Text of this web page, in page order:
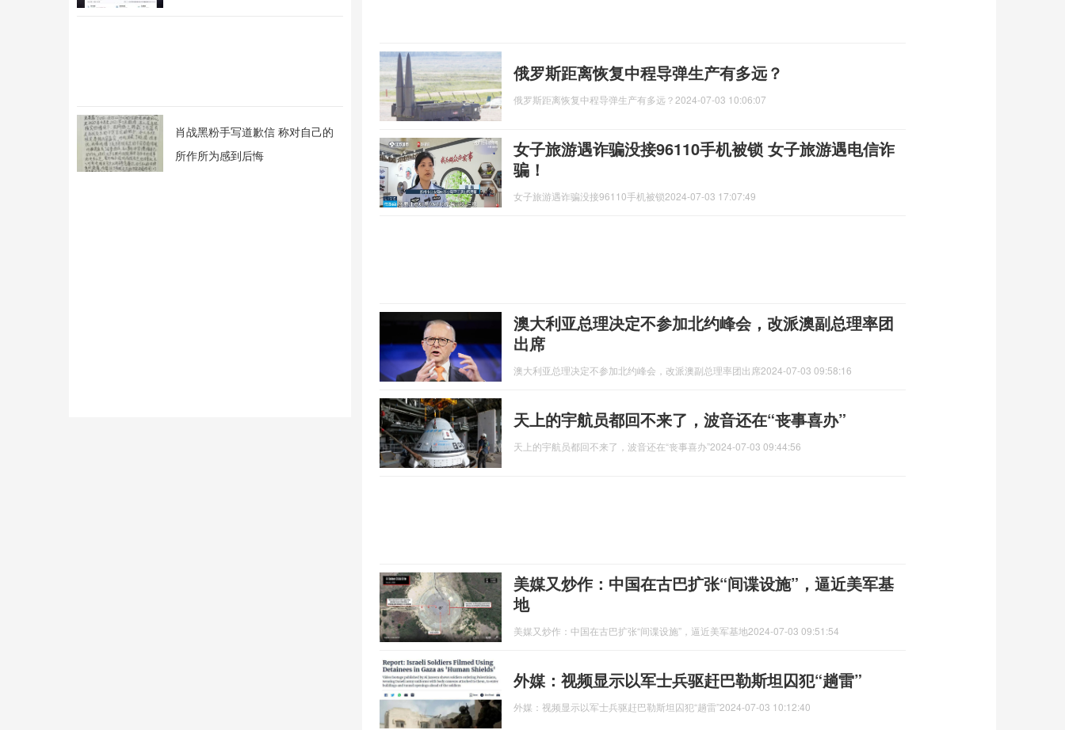
肖战黑粉手写道歉信 称对自己的
所作所为感到后悔
俄罗斯距离恢复中程导弹生产有多远？
俄罗斯距离恢复中程导弹生产有多远？ 2024-07-03 10:06:07
女子旅游遇诈骗没接96110手机被锁 女子旅游遇电信诈
骗！
女子旅游遇诈骗没接96110手机被锁2024-07-03 17:07:49
澳大利亚总理决定不参加北约峰会，改派澳副总理率团
出席
澳大利亚总理决定不参加北约峰会，改派澳副总理率团出席2024-07-03 09:58:16
天上的宇航员都回不来了，波音还在“丧事喜办”
天上的宇航员都回不来了，波音还在“丧事喜办”2024-07-03 09:44:56
美媒又炒作：中国在古巴扩张“间谍设施”，逼近美军基
地
美媒又炒作：中国在古巴扩张“间谍设施”，逼近美军基地2024-07-03 09:51:54
外媒：视频显示以军士兵驱赶巴勒斯坦囚犯“趟雷”
外媒：视频显示以军士兵驱赶巴勒斯坦囚犯“趟雷”2024-07-03 10:12:40